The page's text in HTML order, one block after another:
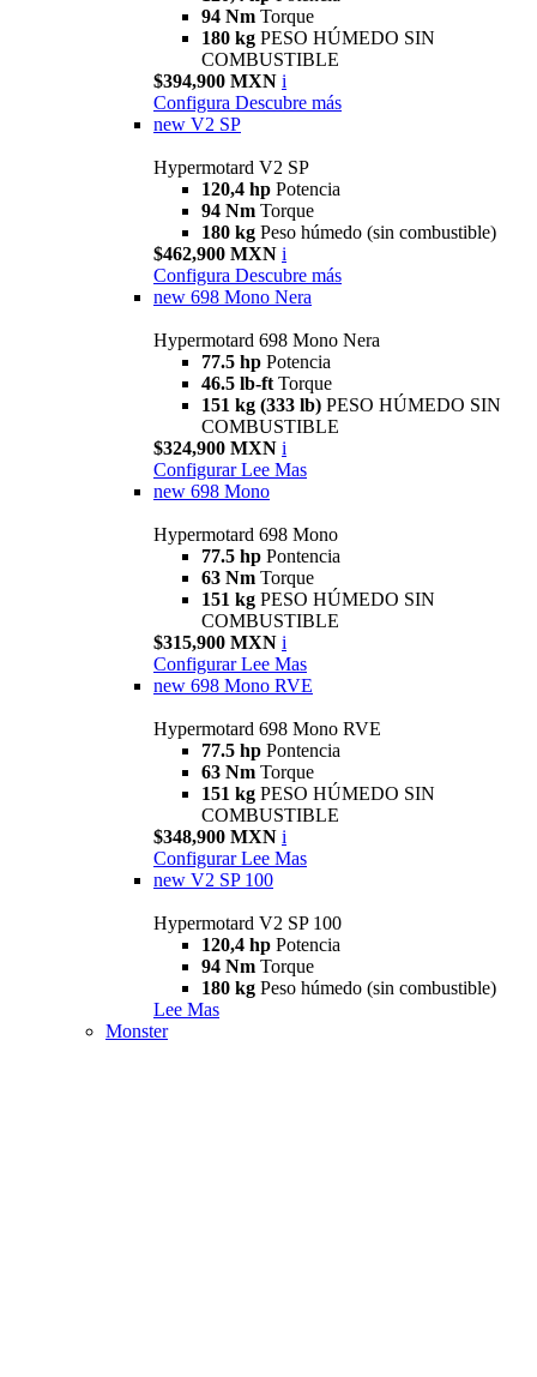
94 Nm Torque
180 kg PESO HÚMEDO SIN
COMBUSTIBLE
$394,900 MXN i
Configura Descubre más
new V2 SP
Hypermotard V2 SP
120,4 hp Potencia
94 Nm Torque
180 kg Peso húmedo (sin combustible)
$462,900 MXN i
Configura Descubre más
new 698 Mono Nera
Hypermotard 698 Mono Nera
77.5 hp Potencia
46.5 lb-ft Torque
151 kg (333 lb) PESO HÚMEDO SIN
COMBUSTIBLE
$324,900 MXN i
Configurar Lee Mas
new 698 Mono
Hypermotard 698 Mono
77.5 hp Pontencia
63 Nm Torque
151 kg PESO HÚMEDO SIN
COMBUSTIBLE
$315,900 MXN i
Configurar Lee Mas
new 698 Mono RVE
Hypermotard 698 Mono RVE
77.5 hp Pontencia
63 Nm Torque
151 kg PESO HÚMEDO SIN
COMBUSTIBLE
$348,900 MXN i
Configurar Lee Mas
new V2 SP 100
Hypermotard V2 SP 100
120,4 hp Potencia
94 Nm Torque
180 kg Peso húmedo (sin combustible)
Lee Mas
Monster